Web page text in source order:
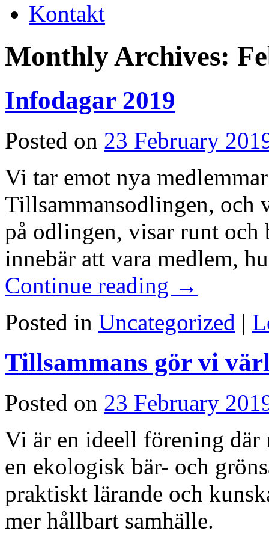
Kontakt
Monthly Archives:
Infodagar 2019
Posted on 23 February
Vi tar emot nya
Tillsammansodlingen, och
på odlingen, visar runt och
innebär att vara medlem,
Continue reading →
Posted in Uncategorized |
Tillsammans gör vi
Posted on 23 February
Vi är en ideell förening
en ekologisk bär- och
praktiskt lärande och
mer hållbart samhälle.